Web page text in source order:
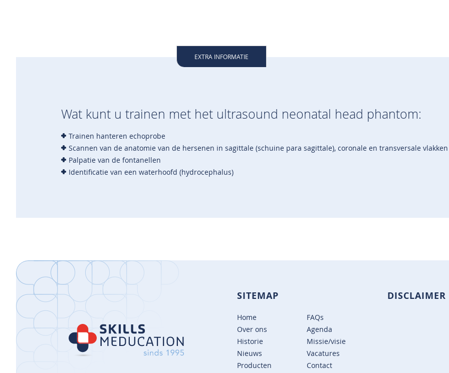
EXTRA INFORMATIE
Wat kunt u trainen met het ultrasound neonatal head phantom:
Trainen hanteren echoprobe
Scannen van de anatomie van de hersenen in sagittale (schuine para sagittale), coronale en transversale
Palpatie van de fontanellen
Identificatie van een waterhoofd (hydrocephalus)
SITEMAP
Home
Over ons
Historie
Nieuws
Producten
FAQs
Agenda
Missie/visie
Vacatures
Contact
DISCLAIMER